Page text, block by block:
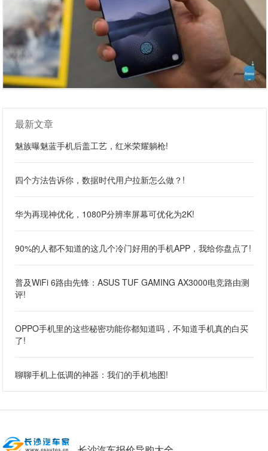
最新文章
魅族曝魅蓝手机后盖工艺，红米荣耀躺枪!
四个方法告诉你，数据时代用户拉新怎么做？!
华为再现神优化，1080P分辨率屏幕可优化为2K!
90%的人都不知道的这几个冷门好用的手机APP，我给你盘点了!
普及WiFi 6路由先锋：ASUS TUF GAMING AX3000电竞路由测
评!
OPPO手机里的这些秘密功能你都知道吗，不知道手机真的白买
了!
聊聊手机上低调的神器：我们的手机地图!